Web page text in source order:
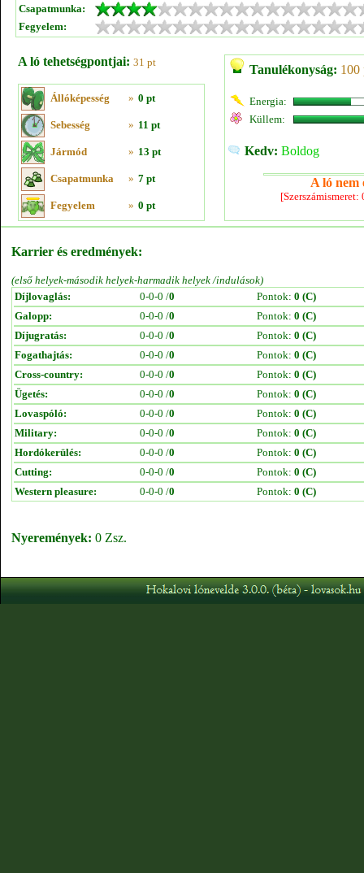
Csapatmunka:
Fegyelem:
A ló tehetségpontjai: 31 pt
Állóképesség » 0 pt
Sebesség » 11 pt
Jármód » 13 pt
Csapatmunka » 7 pt
Fegyelem » 0 pt
Tanulékonyság: 100
Energia:
Küllem:
Kedv: Boldog
A ló nem
Karrier és eredmények:
(első helyek-második helyek-harmadik helyek /indulások)
Díjlovaglás:
0-0-0 /0 Pontok: 0 (C)
Galopp:
0-0-0 /0 Pontok: 0 (C)
Díjugratás:
0-0-0 /0 Pontok: 0 (C)
Fogathajtás:
0-0-0 /0 Pontok: 0 (C)
Cross-country:
0-0-0 /0 Pontok: 0 (C)
Ügetés:
0-0-0 /0 Pontok: 0 (C)
Lovaspóló:
0-0-0 /0 Pontok: 0 (C)
Military:
0-0-0 /0 Pontok: 0 (C)
Hordókerülés:
0-0-0 /0 Pontok: 0 (C)
Cutting:
0-0-0 /0 Pontok: 0 (C)
Western pleasure:
0-0-0 /0 Pontok: 0 (C)
Nyeremények: 0 Zsz.